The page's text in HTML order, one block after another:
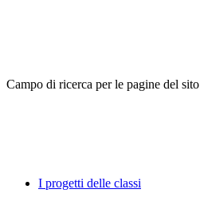
Campo di ricerca per le pagine del sito
I progetti delle classi